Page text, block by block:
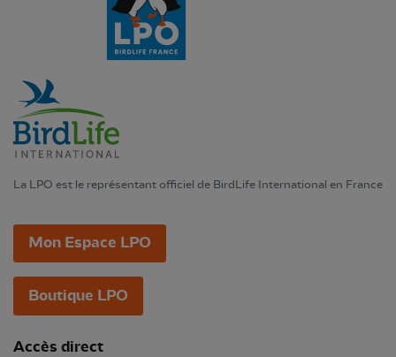
La LPO est le représentant officiel de BirdLife International en France
Mon Espace LPO
Boutique LPO
Accès direct